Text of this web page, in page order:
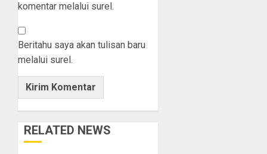
komentar melalui surel.
Beritahu saya akan tulisan baru
melalui surel.
RELATED NEWS